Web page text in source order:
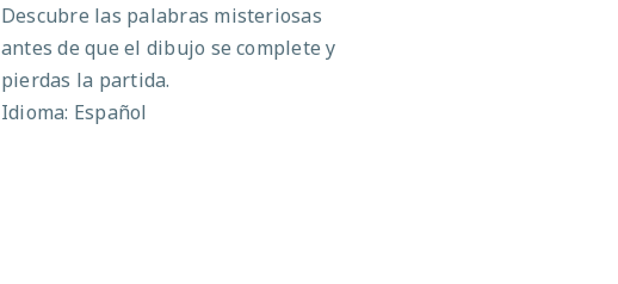
Descubre las palabras misteriosas
antes de que el dibujo se complete y
pierdas la partida.
Idioma: Español